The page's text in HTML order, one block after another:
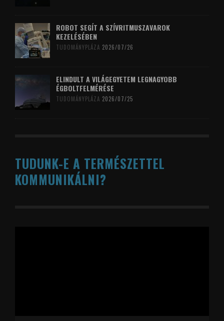
ROBOT SEGÍT A SZÍVRITMUSZAVAROK
KEZELÉSÉBEN
TUDOMÁNYPLÁZA 2026/07/26
ELINDULT A VILÁGEGYETEM LEGNAGYOBB
ÉGBOLTFELMÉRÉSE
TUDOMÁNYPLÁZA 2026/07/25
TUDUNK-E A TERMÉSZETTEL
KOMMUNIKÁLNI?